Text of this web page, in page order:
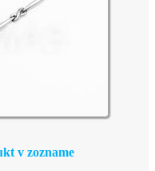
v zozname